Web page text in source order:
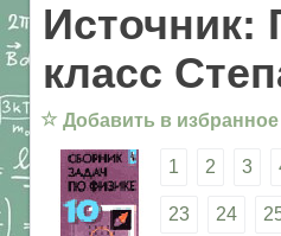
Источник:
класс
☆ Добавить в избранное
1 2 3
23 24